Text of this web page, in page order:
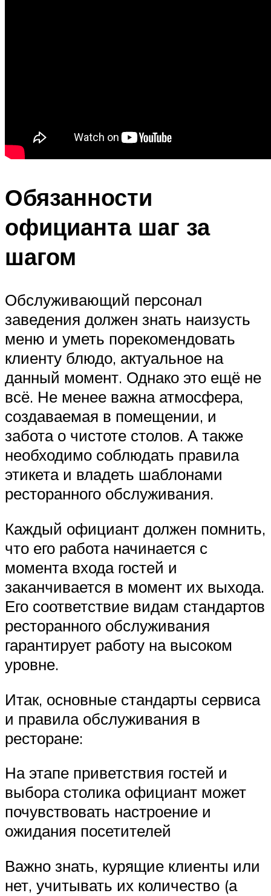
Обязанности
официанта шаг за
шагом
Обслуживающий персонал
заведения должен знать наизусть
меню и уметь порекомендовать
клиенту блюдо, актуальное на
данный момент. Однако это ещё не
всё. Не менее важна атмосфера,
создаваемая в помещении, и
забота о чистоте столов. А также
необходимо соблюдать правила
этикета и владеть шаблонами
ресторанного обслуживания.
Каждый официант должен помнить,
что его работа начинается с
момента входа гостей и
заканчивается в момент их выхода.
Его соответствие видам стандартов
ресторанного обслуживания
гарантирует работу на высоком
уровне.
Итак, основные стандарты сервиса
и правила обслуживания в
ресторане:
На этапе приветствия гостей и
выбора столика официант может
почувствовать настроение и
ожидания посетителей
Важно знать, курящие клиенты или
нет, учитывать их количество (а